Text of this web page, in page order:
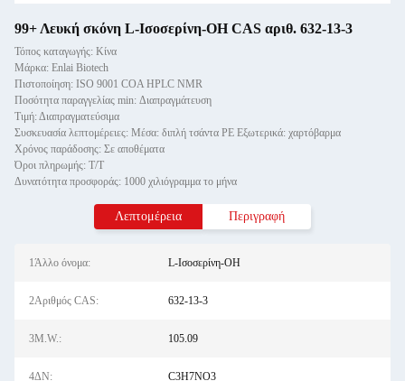
99+ Λευκή σκόνη L-Ισοσερίνη-OH CAS αριθ. 632-13-3
Τόπος καταγωγής: Κίνα
Μάρκα: Enlai Biotech
Πιστοποίηση: ISO 9001 COA HPLC NMR
Ποσότητα παραγγελίας min: Διαπραγμάτευση
Τιμή: Διαπραγματεύσιμα
Συσκευασία λεπτομέρειες: Μέσα: διπλή τσάντα PE Εξωτερικά: χαρτόβαρμα
Χρόνος παράδοσης: Σε αποθέματα
Όροι πληρωμής: Τ/Τ
Δυνατότητα προσφοράς: 1000 χιλιόγραμμα το μήνα
Λεπτομέρεια Περιγραφή
1Άλλο όνομα: L-Ισοσερίνη-OH
2Αριθμός CAS: 632-13-3
3M.W.: 105.09
4ΔΝ: C3H7NO3